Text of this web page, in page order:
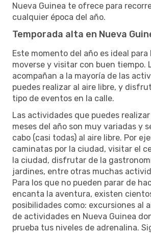
Nueva Guinea te ofrece para
cualquier época del año.
Temporada alta en Nueva
Este momento del año es ideal
moverse y visitar con buen tiempo.
acompañan a la mayoría de las
puedes realizar al aire libre, y
tipo de eventos en la calle.
Las actividades que puedes
meses del año son muy variadas y
cabo (casi todas) al aire libre. Por
caminatas por la ciudad, visitar el
la ciudad, disfrutar de la
jardines, entre otras muchas
Para los que no pueden parar de
encanta la aventura, existen
posibilidades como: excursiones al
de actividades en Nueva Guinea
prueba tus niveles de adrenalina.